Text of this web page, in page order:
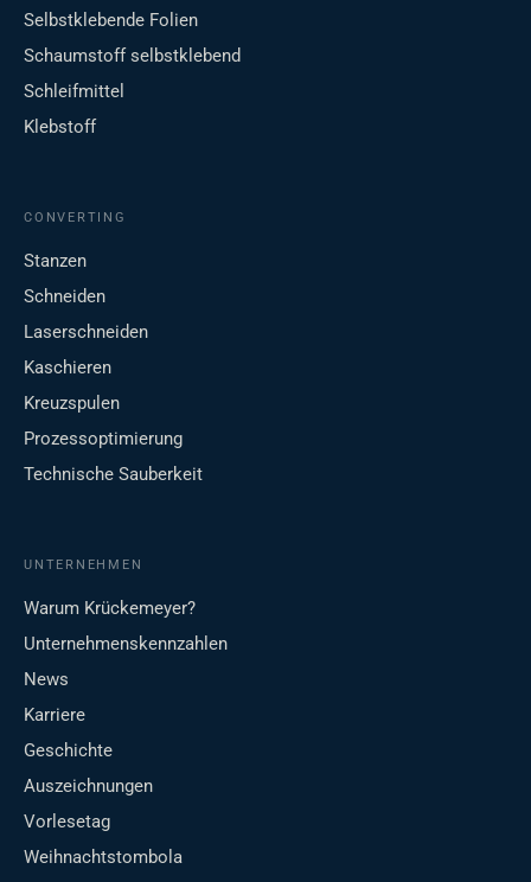
Selbstklebende Folien
Schaumstoff selbstklebend
Schleifmittel
Klebstoff
CONVERTING
Stanzen
Schneiden
Laserschneiden
Kaschieren
Kreuzspulen
Prozessoptimierung
Technische Sauberkeit
UNTERNEHMEN
Warum Krückemeyer?
Unternehmenskennzahlen
News
Karriere
Geschichte
Auszeichnungen
Vorlesetag
Weihnachtstombola